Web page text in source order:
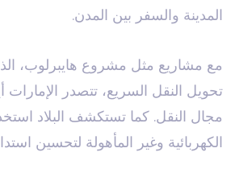
المدينة والسفر بين المدن.
مع مشاريع مثل مشروع هايبرلوب،
تحويل النقل السريع، تتصدر الإمارات
مجال النقل. كما تستكشف البلاد
الكهربائية وغير المأهولة لتحسين